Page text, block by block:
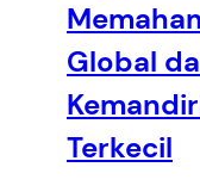
Global
Terkecil